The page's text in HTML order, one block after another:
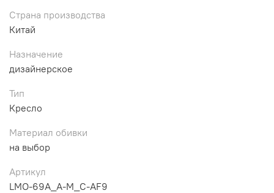
Страна производства
Китай
Назначение
дизайнерское
Тип
Кресло
Материал обивки
на выбор
Артикул
LMO-69A_A-M_C-AF9